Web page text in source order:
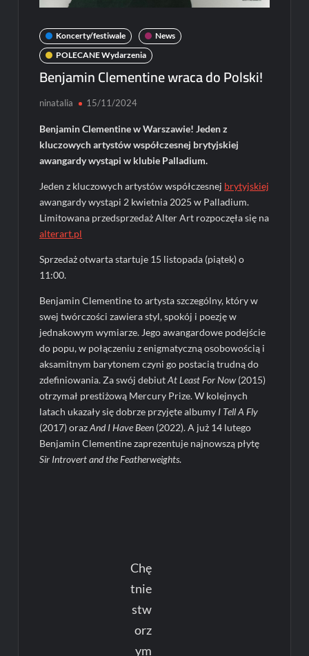
Koncerty/festiwale
News
POLECANE Wydarzenia
Benjamin Clementine wraca do Polski!
ninatalia 15/11/2024
Benjamin Clementine w Warszawie! Jeden z
kluczowych artystów współczesnej brytyjskiej
awangardy wystąpi w klubie Palladium.
Jeden z kluczowych artystów współczesnej brytyjskiej
awangardy wystąpi 2 kwietnia 2025 w Palladium.
Limitowana przedsprzedaż Alter Art rozpoczęła się na
alterart.pl
Sprzedaż otwarta startuje 15 listopada (piątek) o
11:00.
Benjamin Clementine to artysta szczególny, który w
swej twórczości zawiera styl, spokój i poezję w
jednakowym wymiarze. Jego awangardowe podejście
do popu, w połączeniu z enigmatyczną osobowością i
aksamitnym barytonem czyni go postacią trudną do
zdefiniowania. Za swój debiutAt Least For Now (2015)
otrzymał prestiżową Mercury Prize. W kolejnych
latach ukazały się dobrze przyjęte albumy I Tell A Fly
(2017) orazAnd I Have Been (2022). A już 14 lutego
Benjamin Clementine zaprezentuje najnowszą płytę
Sir Introvert and the Featherweights.
Chę
tnie
stw
orz
ym